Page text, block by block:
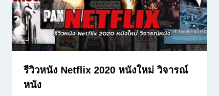
รีวิวหนัง Netflix 2020 หนังใหม่ วิจารณ์
หนัง